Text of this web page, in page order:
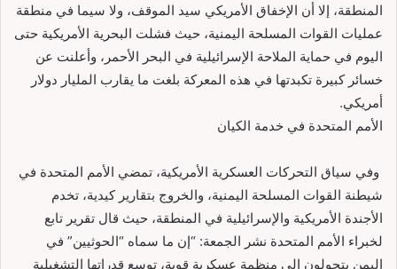
المنطقة، إلا أن الإخفاق الأمريكي سيد الموقف، ولا سيما في منطقة
عمليات القوات المسلحة اليمنية، حيث فشلت البحرية الأمريكية حتى
اليوم في حماية الملاحة الإسرائيلية في البحر الأحمر، وأعلنت عن
خسائر كبيرة تكبدتها في هذه المعركة بلغت ما يقارب المليار دولار
أمريكي.
الأمم المتحدة في خدمة الكيان
وفي سياق التحركات العسكرية الأمريكية، تمضي الأمم المتحدة في
شيطنة القوات المسلحة اليمنية، والخروج بتقارير كيدية، تخدم
الأجندة الأمريكية والإسرائيلية في المنطقة، حيث قال تقرير تابع
لخبراء الأمم المتحدة نشر الجمعة: “إن ما سماه “الحوثيين” في
اليمن يتحولون إلى منظمة عسكرية قوية، توسع قدراتها التشغيلية